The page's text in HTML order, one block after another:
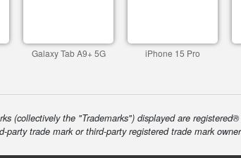
Galaxy Tab A9+ 5G iPhone 15 Pro
(collectively the "Trademarks") displayed are
trade mark or third-party registered trade mark